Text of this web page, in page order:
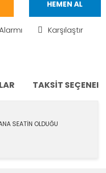
HEMEN AL
Karşılaştır
TAKSIT
SEATİN OLDUĞU